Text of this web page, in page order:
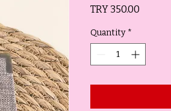
TRY 350.00
Quantity *